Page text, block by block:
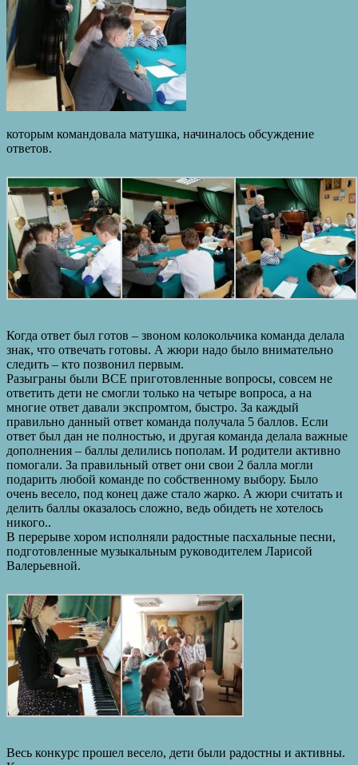
которым командовала матушка, начиналось обсуждение
ответов.
Когда ответ был готов – звоном колокольчика команда делала
знак, что отвечать готовы. А жюри надо было внимательно
следить – кто позвонил первым.
Разыграны были ВСЕ приготовленные вопросы, совсем не
ответить дети не смогли только на четыре вопроса, а на
многие ответ давали экспромтом, быстро. За каждый
правильно данный ответ команда получала 5 баллов. Если
ответ был дан не полностью, и другая команда делала важные
дополнения – баллы делились пополам. И родители активно
помогали. За правильный ответ они свои 2 балла могли
подарить любой команде по собственному выбору. Было
очень весело, под конец даже стало жарко. А жюри считать и
делить баллы оказалось сложно, ведь обидеть не хотелось
никого..
В перерыве хором исполняли радостные пасхальные песни,
подготовленные музыкальным руководителем Ларисой
Валерьевной.
Весь конкурс прошел весело, дети были радостны и активны.